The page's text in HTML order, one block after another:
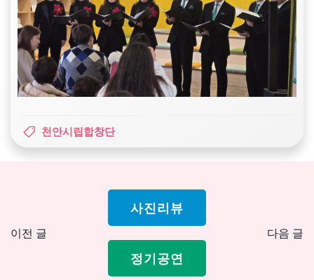
천안시립합창단
Post
navigation
이전 글
사진리뷰
정기공연
다음 글